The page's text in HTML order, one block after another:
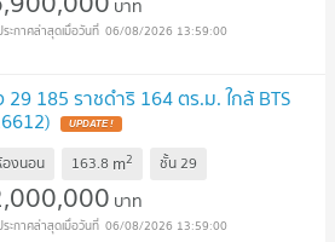
บาท
06/08/2026 13:59:00
185 ราชดำริ 164 ตร.ม. ใกล้ BTS
UPDATE !
งนอน 163.8 m2 ชั้น29
บาท
06/08/2026 13:59:00